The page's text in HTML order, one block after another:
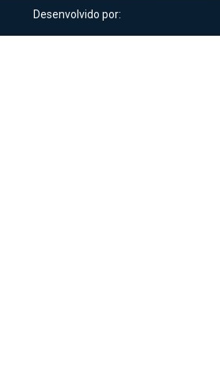
Desenvolvido por: